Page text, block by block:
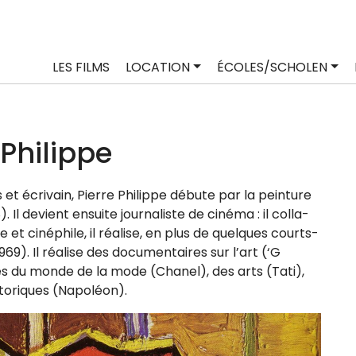
LES FILMS LOCATION ÉCOLES/SCHOLEN
écri­vain, Pierre Philippe débute par la pein­ture
Il devient ensuite jour­na­liste de ciné­ma : il col­la­
et ciné­phile, il réa­lise, en plus de quelques courts-
Il réa­lise des docu­men­taires sur l’art (‘G
du monde de la mode (Chanel), des arts (Tati),
(Napoléon).